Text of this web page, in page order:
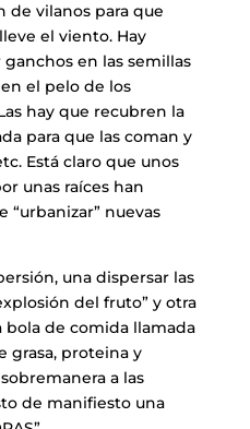
de vilanos para que
el viento. Hay
en las semillas
el pelo de los
hay que recubren la
para que las coman y
Está claro que unos
unas raíces han
“urbanizar” nuevas
una dispersar las
del fruto” y otra
bola de comida llamada
grasa, proteina y
a las
de manifiesto una